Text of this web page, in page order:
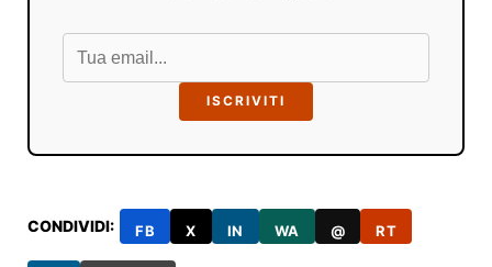
ISCRIVITI
CONDIVIDI: FB X IN WA @ RT